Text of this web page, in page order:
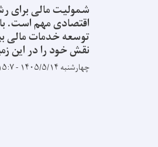
شمولیت مالی برای
اقتصادی مهم است. با
توسعه خدمات مالی
نقش خود را در این
چهارشنبه ۱۴۰۵/۵/۱۴ - ۱۵:۷